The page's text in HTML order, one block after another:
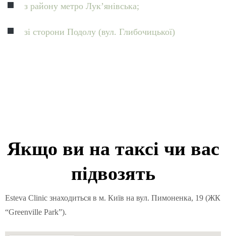
з району метро Лук’янівська;
зі сторони Подолу (вул. Глибочицької)
Якщо ви на таксі чи вас
підвозять
Esteva Clinic знаходиться в м. Київ на вул. Пимоненка, 19 (ЖК
“Greenville Park”).